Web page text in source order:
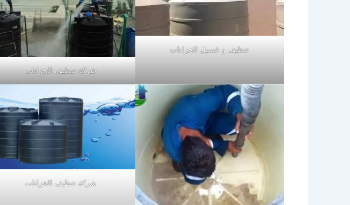
تنظيف و غسيل الخزانات
شركة تنظيف الخزانات
شركة تنظيف الخزانات